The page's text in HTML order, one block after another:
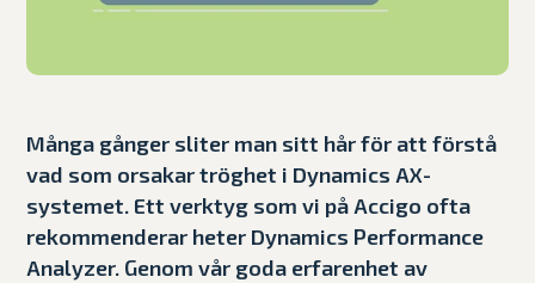
Många gånger sliter man sitt hår för att förstå
vad som orsakar tröghet i Dynamics AX-
systemet. Ett verktyg som vi på Accigo ofta
rekommenderar heter Dynamics Performance
Analyzer. Genom vår goda erfarenhet av